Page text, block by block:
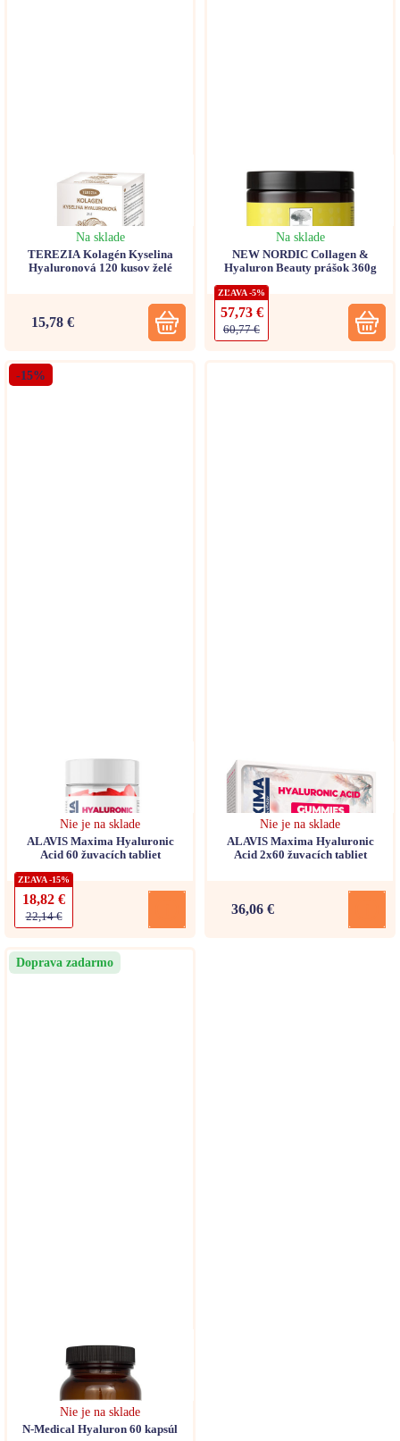
Na sklade
TEREZIA Kolagén Kyselina
Hyaluronová 120 kusov želé
15,78 €
Na sklade
NEW NORDIC Collagen &
Hyaluron Beauty prášok 360g
ZĽAVA -5%
57,73 €
60,77 €
-15%
Nie je na sklade
ALAVIS Maxima Hyaluronic
Acid 60 žuvacích tabliet
ZĽAVA -15%
18,82 €
22,14 €
Nie je na sklade
ALAVIS Maxima Hyaluronic
Acid 2x60 žuvacích tabliet
36,06 €
Doprava zadarmo
Nie je na sklade
N-Medical Hyaluron 60 kapsúl